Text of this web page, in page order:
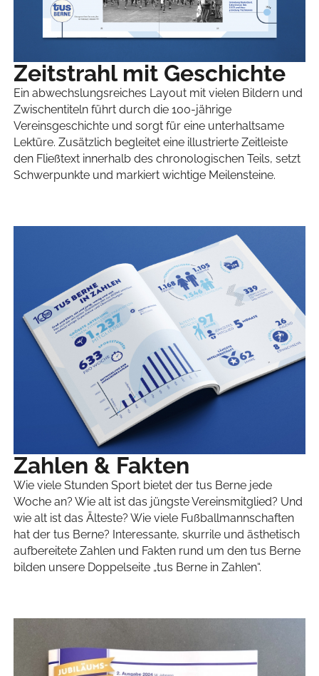
Zeitstrahl mit Geschichte
Ein abwechslungsreiches Layout mit vielen Bildern und
Zwischentiteln führt durch die 100-jährige
Vereinsgeschichte und sorgt für eine unterhaltsame
Lektüre. Zusätzlich begleitet eine illustrierte Zeitleiste
den Fließtext innerhalb des chronologischen Teils, setzt
Schwerpunkte und markiert wichtige Meilensteine.
Zahlen & Fakten
Wie viele Stunden Sport bietet der tus Berne jede
Woche an? Wie alt ist das jüngste Vereinsmitglied? Und
wie alt ist das Älteste? Wie viele Fußballmannschaften
hat der tus Berne? Interessante, skurrile und ästhetisch
aufbereitete Zahlen und Fakten rund um den tus Berne
bilden unsere Doppelseite „tus Berne in Zahlen“.